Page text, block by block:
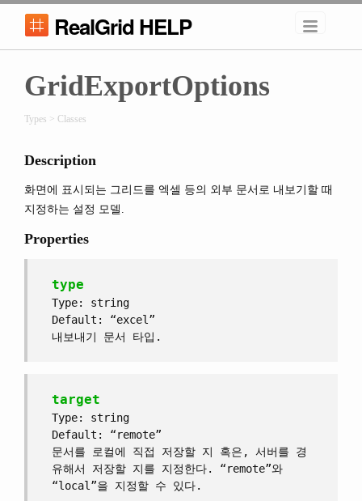
RealGrid HELP
GridExportOptions
Types > Classes
Description
화면에 표시되는 그리드를 엑셀 등의 외부 문서로 내보기할 때
지정하는 설정 모델.
Properties
type
Type: string
Default: “excel”
내보내기 문서 타입.
target
Type: string
Default: “remote”
문서를 로컬에 직접 저장할 지 혹은, 서버를 경
유해서 저장할 지를 지정한다. “remote”와
“local”을 지정할 수 있다.